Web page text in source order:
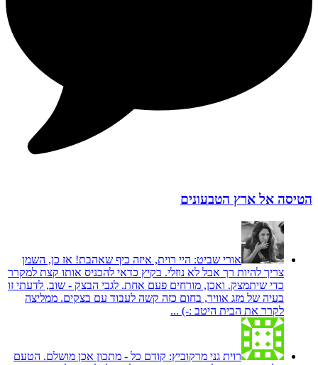
הטיסה אל ארץ הטבעונים
אורי שביט: היי רוית, איזה כיף שאהבת! אז כן, השמן
צריך להיות רך אבל לא נוזלי. בקיץ כדאי להכניס אותו קצת למקרר
כדי שיתמצק. ואכן, מורחים פעם אחת. לגבי הבצק - שוב, לדעתי זו
בעיה של מזג אוויר, בחום כזה קשה לעבוד עם בצקים. ממליצה
לקרר את הבית היטב :-) ...
רוית גני מרקוביץ: קודם כל - מתכון אכן מושלם. הטעם